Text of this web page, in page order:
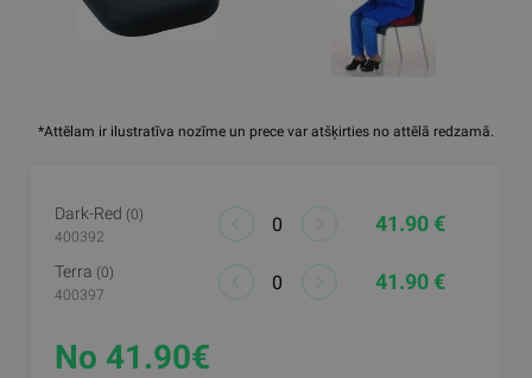
*Attēlam ir ilustratīva nozīme un prece var atšķirties no attēlā redzamā.
Dark-Red (0)
400392
41.90 €
Terra (0)
400397
41.90 €
No 41.90€